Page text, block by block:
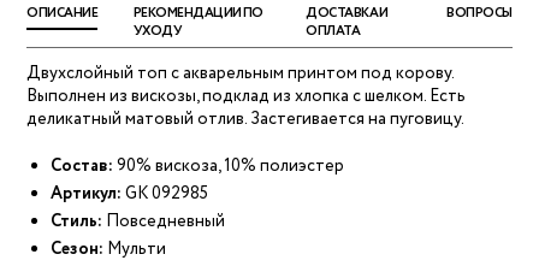
ОПИСАНИЕ
РЕКОМЕНДАЦИИ ПО
УХОДУ
ДОСТАВКА И
ОПЛАТА
ВОПРОСЫ
Двухслойный топ с акварельным принтом под корову.
Выполнен из вискозы, подклад из хлопка с шелком. Есть
деликатный матовый отлив. Застегивается на пуговицу.
Состав: 90% вискоза, 10% полиэстер
Артикул: GK 092985
Стиль: Повседневный
Сезон: Мульти